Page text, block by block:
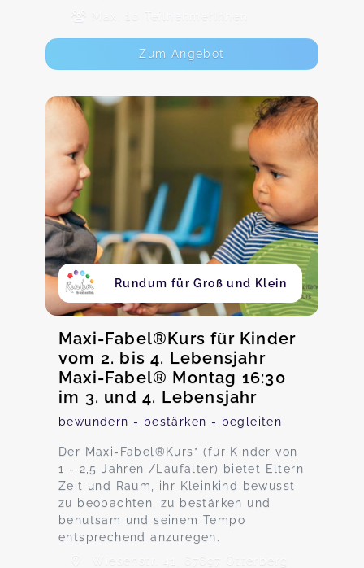
Max. 10 TeilnehmerInnen
Zum Angebot
Rundum für Groß und Klein
Maxi-Fabel®Kurs für Kinder
vom 2. bis 4. Lebensjahr
Maxi-Fabel® Montag 16:30
im 3. und 4. Lebensjahr
bewundern - bestärken - begleiten
Der Maxi-Fabel®Kurs* (für Kinder von
1 - 2,5 Jahren /Laufalter) bietet Eltern
Zeit und Raum, ihr Kleinkind bewusst
zu beobachten, zu bestärken und
behutsam und seinem Tempo
entsprechend anzuregen.
Wiesenstr. 41, 67697 Otterberg